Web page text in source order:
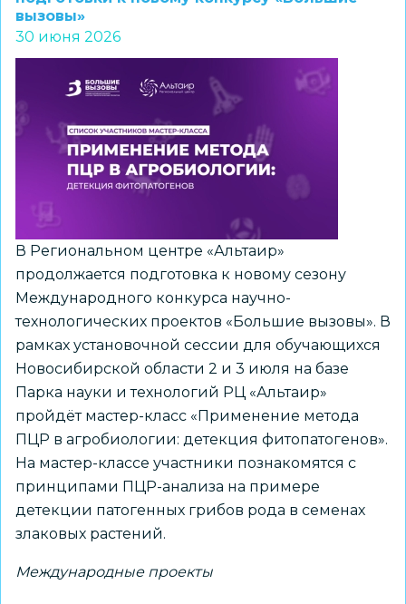
заявления
пересдаче
в
дополнительные
дни
вызовы»
30 июня 2026
В Региональном центре «Альтаир»
продолжается подготовка к новому сезону
Международного конкурса научно-
технологических проектов «Большие вызовы». В
рамках установочной сессии для обучающихся
Новосибирской области 2 и 3 июля на базе
Парка науки и технологий РЦ «Альтаир»
пройдёт мастер-класс «Применение метода
ПЦР в агробиологии: детекция фитопатогенов».
На мастер-классе участники познакомятся с
принципами ПЦР-анализа на примере
детекции патогенных грибов рода в семенах
злаковых растений.
Международные проекты